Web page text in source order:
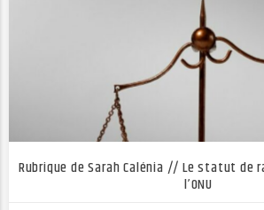
Rubrique de Sarah Calénia // Le statut de
l’ONU